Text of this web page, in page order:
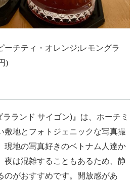
チティ・オレンジ;レモングラ
)
ラランド サイゴン)』は、ホーチミ
敷地とフォトジェニックな写真撮
現地の写真好きのベトナム人達か
夜は混雑することもあるため、静
のがおすすめです。開放感があ